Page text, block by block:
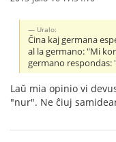
Uralo:
Ĉina kaj germana
al la germano: "Mi
germano respondas:
Laŭ mia opinio vi
"nur". Ne ĉiuj